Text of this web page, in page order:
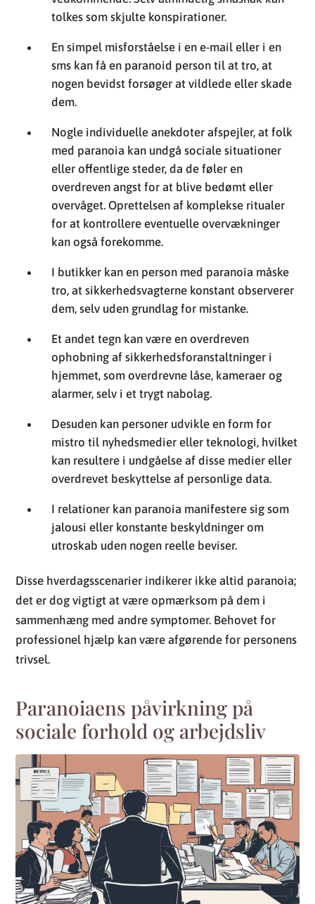
tolkes som skjulte konspirationer.
En simpel misforståelse i en e-mail eller i en
sms kan få en paranoid person til at tro, at
nogen bevidst forsøger at vildlede eller skade
dem.
Nogle individuelle anekdoter afspejler, at folk
med paranoia kan undgå sociale situationer
eller offentlige steder, da de føler en
overdreven angst for at blive bedømt eller
overvåget. Oprettelsen af komplekse ritualer
for at kontrollere eventuelle overvækninger
kan også forekomme.
I butikker kan en person med paranoia måske
tro, at sikkerhedsvagterne konstant observerer
dem, selv uden grundlag for mistanke.
Et andet tegn kan være en overdreven
ophobning af sikkerhedsforanstaltninger i
hjemmet, som overdrevne låse, kameraer og
alarmer, selv i et trygt nabolag.
Desuden kan personer udvikle en form for
mistro til nyhedsmedier eller teknologi, hvilket
kan resultere i undgåelse af disse medier eller
overdrevet beskyttelse af personlige data.
I relationer kan paranoia manifestere sig som
jalousi eller konstante beskyldninger om
utroskab uden nogen reelle beviser.
Disse hverdagsscenarier indikerer ikke altid paranoia;
det er dog vigtigt at være opmærksom på dem i
sammenhæng med andre symptomer. Behovet for
professionel hjælp kan være afgørende for personens
trivsel.
Paranoiaens påvirkning på
sociale forhold og arbejdsliv